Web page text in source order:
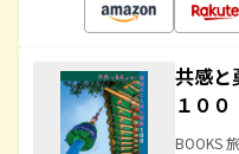
共感と
１００
BOOKS